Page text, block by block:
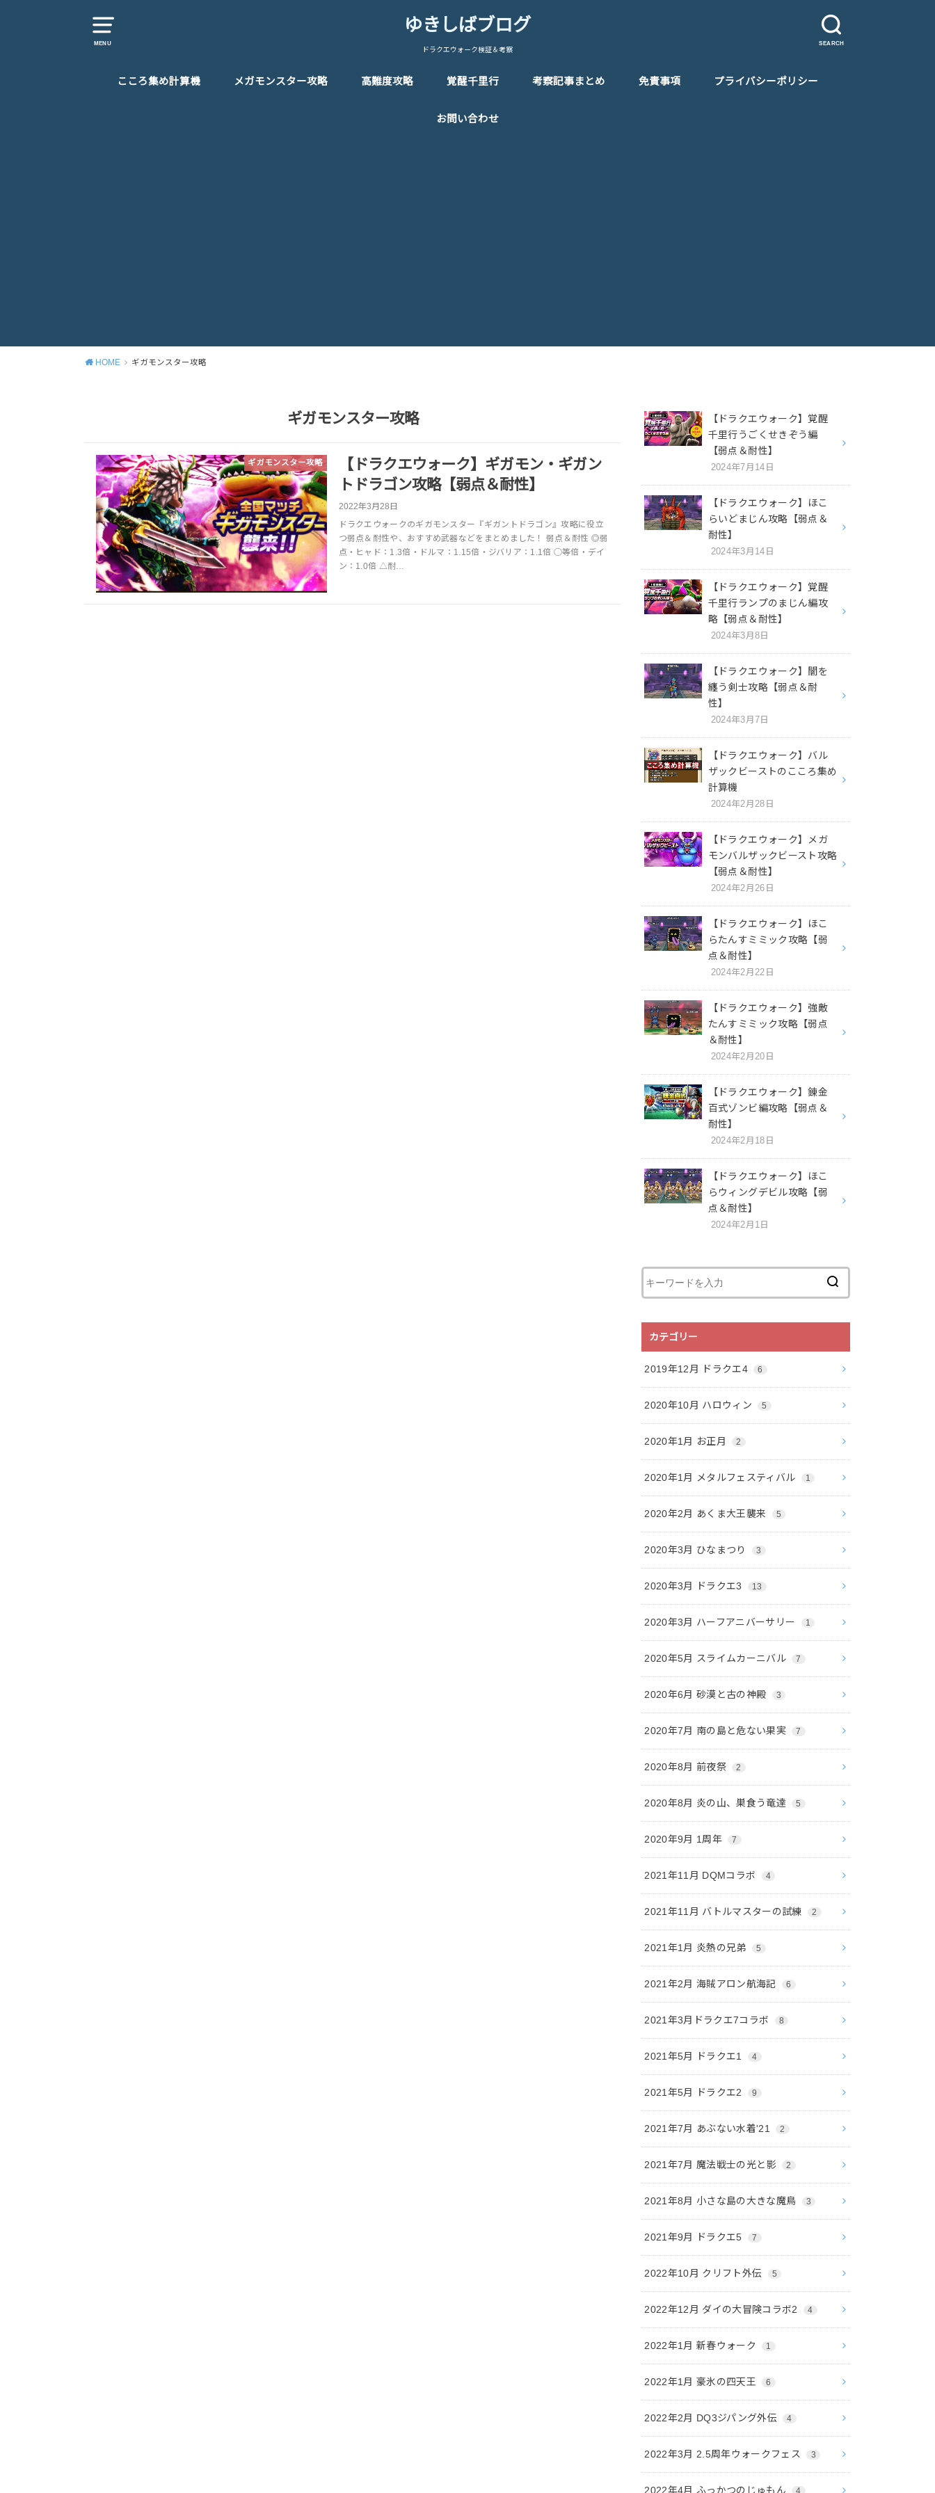
MENU SEARCH
ゆきしばブログ
ドラクエウォーク検証＆考察
こころ集め計算機 メガモンスター攻略 高難度攻略 覚醒千里行 考察記事まとめ 免責事項 プライバシーポリシー
お問い合わせ
HOME ギガモンスター攻略
ギガモンスター攻略
ギガモンスター攻略
【ドラクエウォーク】ギガモン・ギガン
トドラゴン攻略【弱点＆耐性】
2022年3月28日
ドラクエウォークのギガモンスター『ギガントドラゴン』攻略に役立
つ弱点＆耐性や、おすすめ武器などをまとめました！ 弱点＆耐性 ◎弱
点・ヒャド：1.3倍・ドルマ：1.15倍・ジバリア：1.1倍 ◯等倍・デイ
ン：1.0倍 △耐…
【ドラクエウォーク】覚醒
千里行うごくせきぞう編
【弱点＆耐性】
2024年7月14日
【ドラクエウォーク】ほこ
らいどまじん攻略【弱点＆
耐性】
2024年3月14日
【ドラクエウォーク】覚醒
千里行ランプのまじん編攻
略【弱点＆耐性】
2024年3月8日
【ドラクエウォーク】闇を
纏う剣士攻略【弱点＆耐
性】
2024年3月7日
【ドラクエウォーク】バル
ザックビーストのこころ集め
計算機
2024年2月28日
【ドラクエウォーク】メガ
モンバルザックビースト攻略
【弱点＆耐性】
2024年2月26日
【ドラクエウォーク】ほこ
らたんすミミック攻略【弱
点＆耐性】
2024年2月22日
【ドラクエウォーク】強敵
たんすミミック攻略【弱点
＆耐性】
2024年2月20日
【ドラクエウォーク】錬金
百式ゾンビ編攻略【弱点＆
耐性】
2024年2月18日
【ドラクエウォーク】ほこ
らウィングデビル攻略【弱
点＆耐性】
2024年2月1日
カテゴリー
2019年12月 ドラクエ4 6
2020年10月 ハロウィン 5
2020年1月 お正月 2
2020年1月 メタルフェスティバル 1
2020年2月 あくま大王襲来 5
2020年3月 ひなまつり 3
2020年3月 ドラクエ3 13
2020年3月 ハーフアニバーサリー 1
2020年5月 スライムカーニバル 7
2020年6月 砂漠と古の神殿 3
2020年7月 南の島と危ない果実 7
2020年8月 前夜祭 2
2020年8月 炎の山、巣食う竜達 5
2020年9月 1周年 7
2021年11月 DQMコラボ 4
2021年11月 バトルマスターの試練 2
2021年1月 炎熱の兄弟 5
2021年2月 海賊アロン航海記 6
2021年3月ドラクエ7コラボ 8
2021年5月 ドラクエ1 4
2021年5月 ドラクエ2 9
2021年7月 あぶない水着'21 2
2021年7月 魔法戦士の光と影 2
2021年8月 小さな島の大きな魔鳥 3
2021年9月 ドラクエ5 7
2022年10月 クリフト外伝 5
2022年12月 ダイの大冒険コラボ2 4
2022年1月 新春ウォーク 1
2022年1月 豪氷の四天王 6
2022年2月 DQ3ジパング外伝 4
2022年3月 2.5周年ウォークフェス 3
2022年4月 ふっかつのじゅもん 4